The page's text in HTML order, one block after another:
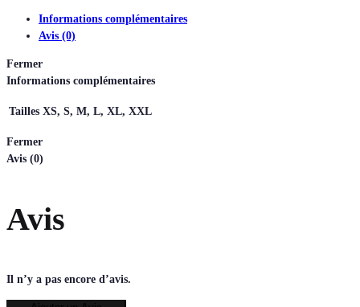
Informations complémentaires
Avis (0)
Fermer
Informations complémentaires
Tailles XS, S, M, L, XL, XXL
Fermer
Avis (0)
Avis
Il n’y a pas encore d’avis.